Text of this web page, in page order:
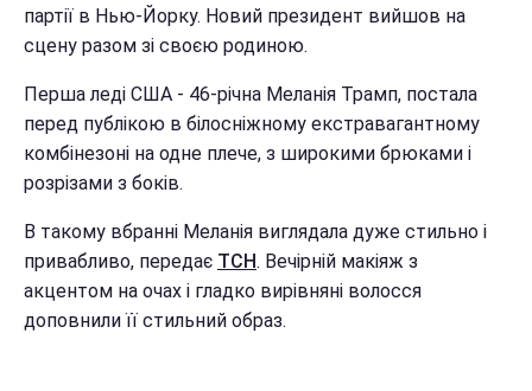
партії в Нью-Йорку. Новий президент вийшов на
сцену разом зі своєю родиною.
Перша леді США - 46-річна Меланія Трамп, постала
перед публікою в білосніжному екстравагантному
комбінезоні на одне плече, з широкими брюками і
розрізами з боків.
В такому вбранні Меланія виглядала дуже стильно і
привабливо, передає ТСН. Вечірній макіяж з
акцентом на очах і гладко вирівняні волосся
доповнили її стильний образ.